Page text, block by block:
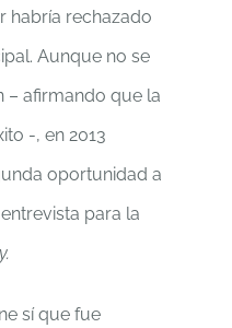
habría rechazado
Aunque no se
– afirmando que la
-, en 2013
oportunidad a
para la
sí que fue